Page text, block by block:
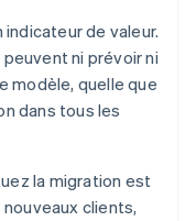
de valeur.
ni prévoir ni
modèle, quelle que
dans tous les
la migration est
clients,